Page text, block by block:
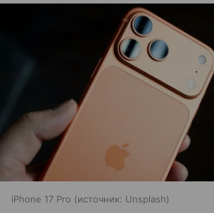
iPhone 17 Pro источник: Unsplash